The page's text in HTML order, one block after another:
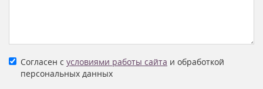
Согласен с условиями работы сайта и обработкой
персональных данных